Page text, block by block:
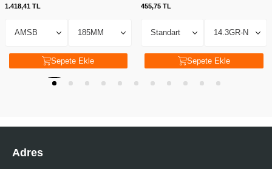
1.418,41 TL
Sepete Ekle
455,75TL
Sepete Ekle
Adres